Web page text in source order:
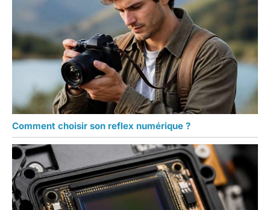
Comment choisir son reflex numérique ?